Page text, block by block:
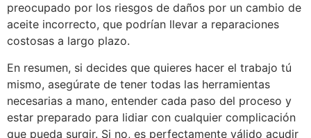
preocupado por los riesgos de daños por un cambio de
aceite incorrecto, que podrían llevar a reparaciones
costosas a largo plazo.
En resumen, si decides que quieres hacer el trabajo tú
mismo, asegúrate de tener todas las herramientas
necesarias a mano, entender cada paso del proceso y
estar preparado para lidiar con cualquier complicación
que pueda surgir. Si no, es perfectamente válido acudir